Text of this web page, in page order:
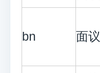
bn 面议